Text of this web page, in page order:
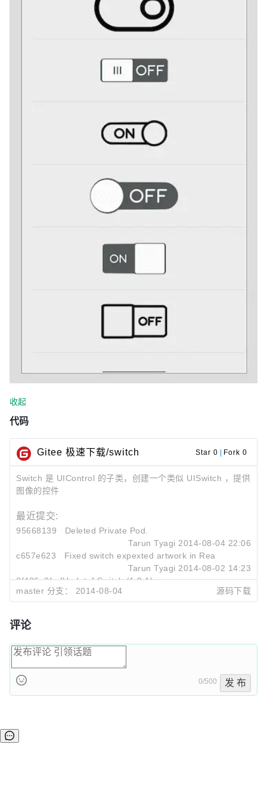
收起
代码
Gitee 极速下载/switch Star 0 | Fork 0
Switch 是 UIControl 的子类，创建一个类似 UISwitch ，提供
图像的控件
最近提交:
95668139
Deleted Private Pod.
Tarun Tyagi 2014-08-04 22:06
c657e623
Fixed switch expexted artwork in ReadME.
Tarun Tyagi 2014-08-02 14:23
2f426a2f
[Update] Switch (1.0.1)
2014-08-02 14:20
master 分支： 2014-08-04 源码下载
评论
0/500 发 布